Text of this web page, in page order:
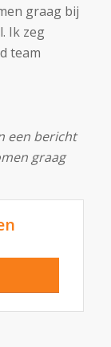
graag bij
Ik zeg
team
een bericht
graag